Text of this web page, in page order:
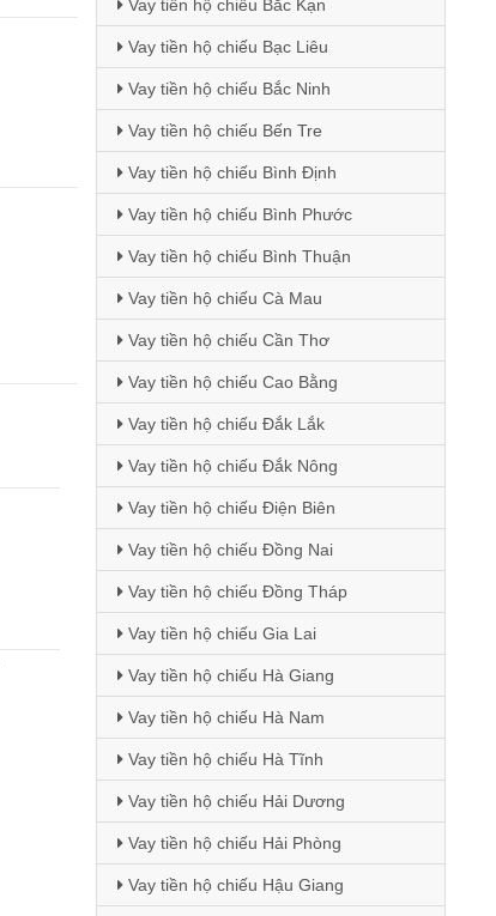
Vay tiền hộ chiếu Bắc Kạn
Vay tiền hộ chiếu Bạc Liêu
Vay tiền hộ chiếu Bắc Ninh
Vay tiền hộ chiếu Bến Tre
Vay tiền hộ chiếu Bình Định
Vay tiền hộ chiếu Bình Phước
Vay tiền hộ chiếu Bình Thuận
Vay tiền hộ chiếu Cà Mau
Vay tiền hộ chiếu Cần Thơ
Vay tiền hộ chiếu Cao Bằng
Vay tiền hộ chiếu Đắk Lắk
Vay tiền hộ chiếu Đắk Nông
Vay tiền hộ chiếu Điện Biên
Vay tiền hộ chiếu Đồng Nai
Vay tiền hộ chiếu Đồng Tháp
Vay tiền hộ chiếu Gia Lai
Vay tiền hộ chiếu Hà Giang
Vay tiền hộ chiếu Hà Nam
Vay tiền hộ chiếu Hà Tĩnh
Vay tiền hộ chiếu Hải Dương
Vay tiền hộ chiếu Hải Phòng
Vay tiền hộ chiếu Hậu Giang